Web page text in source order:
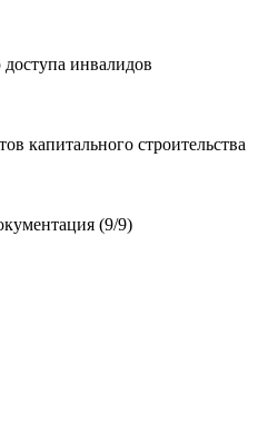
инвалидов
капитального строительства
(9/9)